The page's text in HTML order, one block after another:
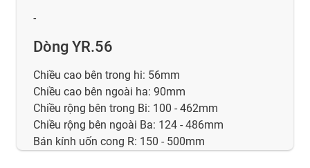
-
Dòng YR.56
Chiều cao bên trong hi: 56mm
Chiều cao bên ngoài ha: 90mm
Chiều rộng bên trong Bi: 100 - 462mm
Chiều rộng bên ngoài Ba: 124 - 486mm
Bán kính uốn cong R: 150 - 500mm